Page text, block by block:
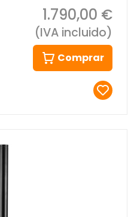
1.790,00 €
(IVA incluido)
Comprar